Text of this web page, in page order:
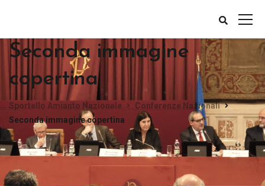
Seconda immagine
copertina
Sportello Amianto Nazionale
Conferenze Nazionali
Seconda immagine copertina